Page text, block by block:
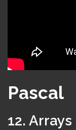
Pascal
12. Arrays